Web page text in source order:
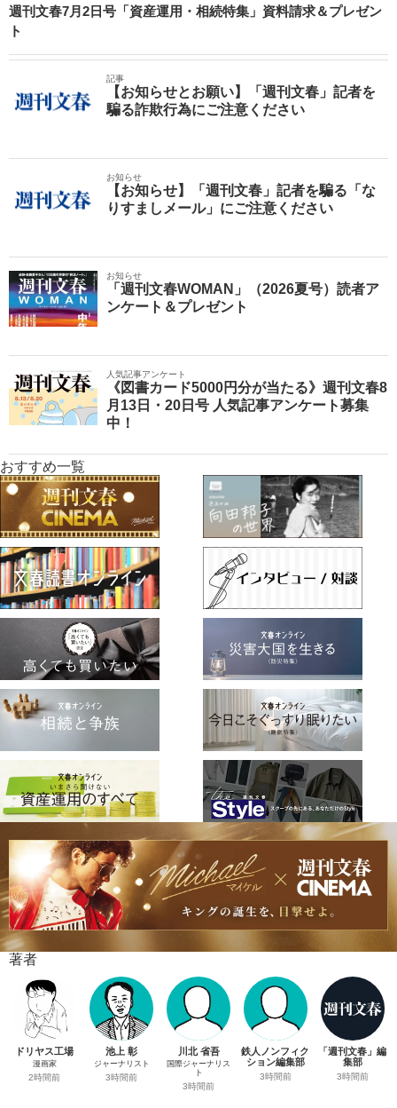
週刊文春7月2日号「資産運用・相続特集」資料請求＆プレゼン
ト
記事
【お知らせとお願い】「週刊文春」記者を
騙る詐欺行為にご注意ください
お知らせ
【お知らせ】「週刊文春」記者を騙る「な
りすましメール」にご注意ください
お知らせ
「週刊文春WOMAN」（2026夏号）読者ア
ンケート＆プレゼント
人気記事アンケート
《図書カード5000円分が当たる》週刊文春8
月13日・20日号 人気記事アンケート募集
中！
おすすめ一覧
著者
ドリヤス工場
漫画家
2時間前
池上 彰
ジャーナリスト
3時間前
川北 省吾
国際ジャーナリス
ト
3時間前
鉄人ノンフィク
ション編集部
3時間前
「週刊文春」編
集部
3時間前